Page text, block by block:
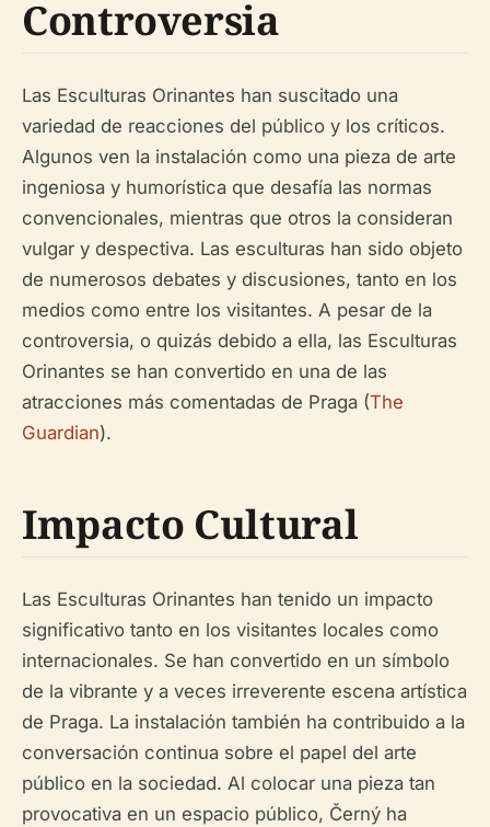
Controversia
Las Esculturas Orinantes han suscitado una
variedad de reacciones del público y los críticos.
Algunos ven la instalación como una pieza de arte
ingeniosa y humorística que desafía las normas
convencionales, mientras que otros la consideran
vulgar y despectiva. Las esculturas han sido objeto
de numerosos debates y discusiones, tanto en los
medios como entre los visitantes. A pesar de la
controversia, o quizás debido a ella, las Esculturas
Orinantes se han convertido en una de las
atracciones más comentadas de Praga (The
Guardian).
Impacto Cultural
Las Esculturas Orinantes han tenido un impacto
significativo tanto en los visitantes locales como
internacionales. Se han convertido en un símbolo
de la vibrante y a veces irreverente escena artística
de Praga. La instalación también ha contribuido a la
conversación continua sobre el papel del arte
público en la sociedad. Al colocar una pieza tan
provocativa en un espacio público, Černý ha